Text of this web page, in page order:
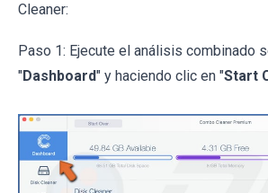
Cleaner:
Paso 1: Ejecute el análisis combinado
"Dashboard" y haciendo clic en "Start